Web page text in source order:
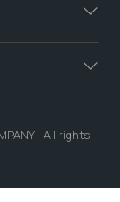
- All rights